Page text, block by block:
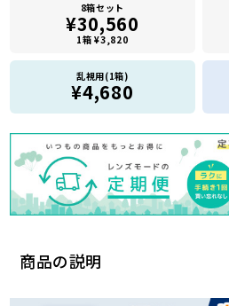
商品の説明
8箱セット
¥30,560
1箱 ¥3,820
乱視用(1箱)
¥4,680